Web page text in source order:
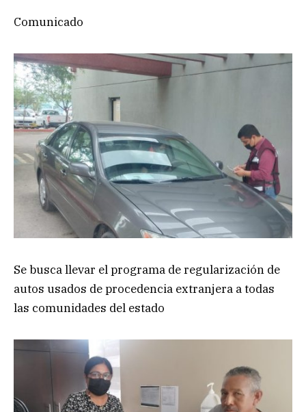
Comunicado
Se busca llevar el programa de regularización de
autos usados de procedencia extranjera a todas
las comunidades del estado